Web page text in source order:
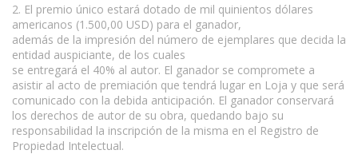
2. El premio único estará dotado de mil quinientos dólares
americanos (1.500,00 USD) para el ganador,
además de la impresión del número de ejemplares que decida la
entidad auspiciante, de los cuales
se entregará el 40% al autor. El ganador se compromete a
asistir al acto de premiación que tendrá lugar en Loja y que será
comunicado con la debida anticipación. El ganador conservará
los derechos de autor de su obra, quedando bajo su
responsabilidad la inscripción de la misma en el Registro de
Propiedad Intelectual.